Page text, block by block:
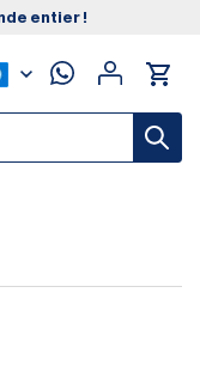
entier !